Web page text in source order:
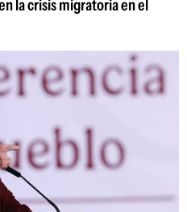
la crisis migratoria en el